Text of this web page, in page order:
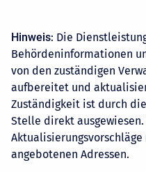
Hinweis: Die
Behördeninformationen
von den zuständigen
aufbereitet und
Zuständigkeit ist durch
Stelle direkt ausgewiesen.
angebotenen Adressen.